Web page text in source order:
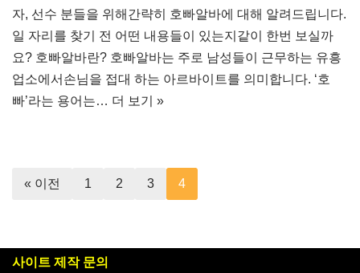
자, 선수 분들을 위해간략히 호빠알바에 대해 알려드립니다.
일 자리를 찾기 전 어떤 내용들이 있는지같이 한번 보실까
요? 호빠알바란? 호빠알바는 주로 남성들이 근무하는 유흥
업소에서손님을 접대 하는 아르바이트를 의미합니다. ‘호
빠’라는 용어는… 더 보기 »
« 이전 1 2 3 4
사이트 제작 문의